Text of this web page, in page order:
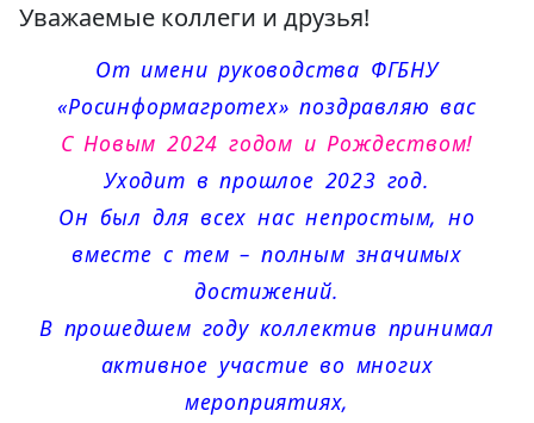
Уважаемые коллеги и друзья!
От имени руководства ФГБНУ
«Росинформагротех» поздравляю вас
С Новым 2024 годом и Рождеством!
Уходит в прошлое 2023 год.
Он был для всех нас непростым, но
вместе с тем – полным значимых
достижений.
В прошедшем году коллектив принимал
активное участие во многих
мероприятиях,